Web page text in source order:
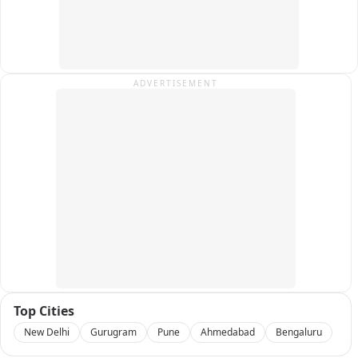
ADVERTISEMENT
Top Cities
New Delhi Gurugram Pune Ahmedabad Bengaluru